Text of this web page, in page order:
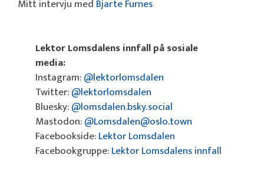
Mitt intervju med Bjarte Furnes
Lektor Lomsdalens innfall på sosiale
media:
Instagram:@lektorlomsdalen
Twitter:@lektorlomsdalen
Bluesky:@lomsdalen.bsky.social
Mastodon:@Lomsdalen@oslo.town
Facebookside:Lektor Lomsdalen
Facebookgruppe:Lektor Lomsdalens innfall